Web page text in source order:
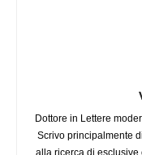
Dottore in Lettere
Scrivo principalmente
alla ricerca di